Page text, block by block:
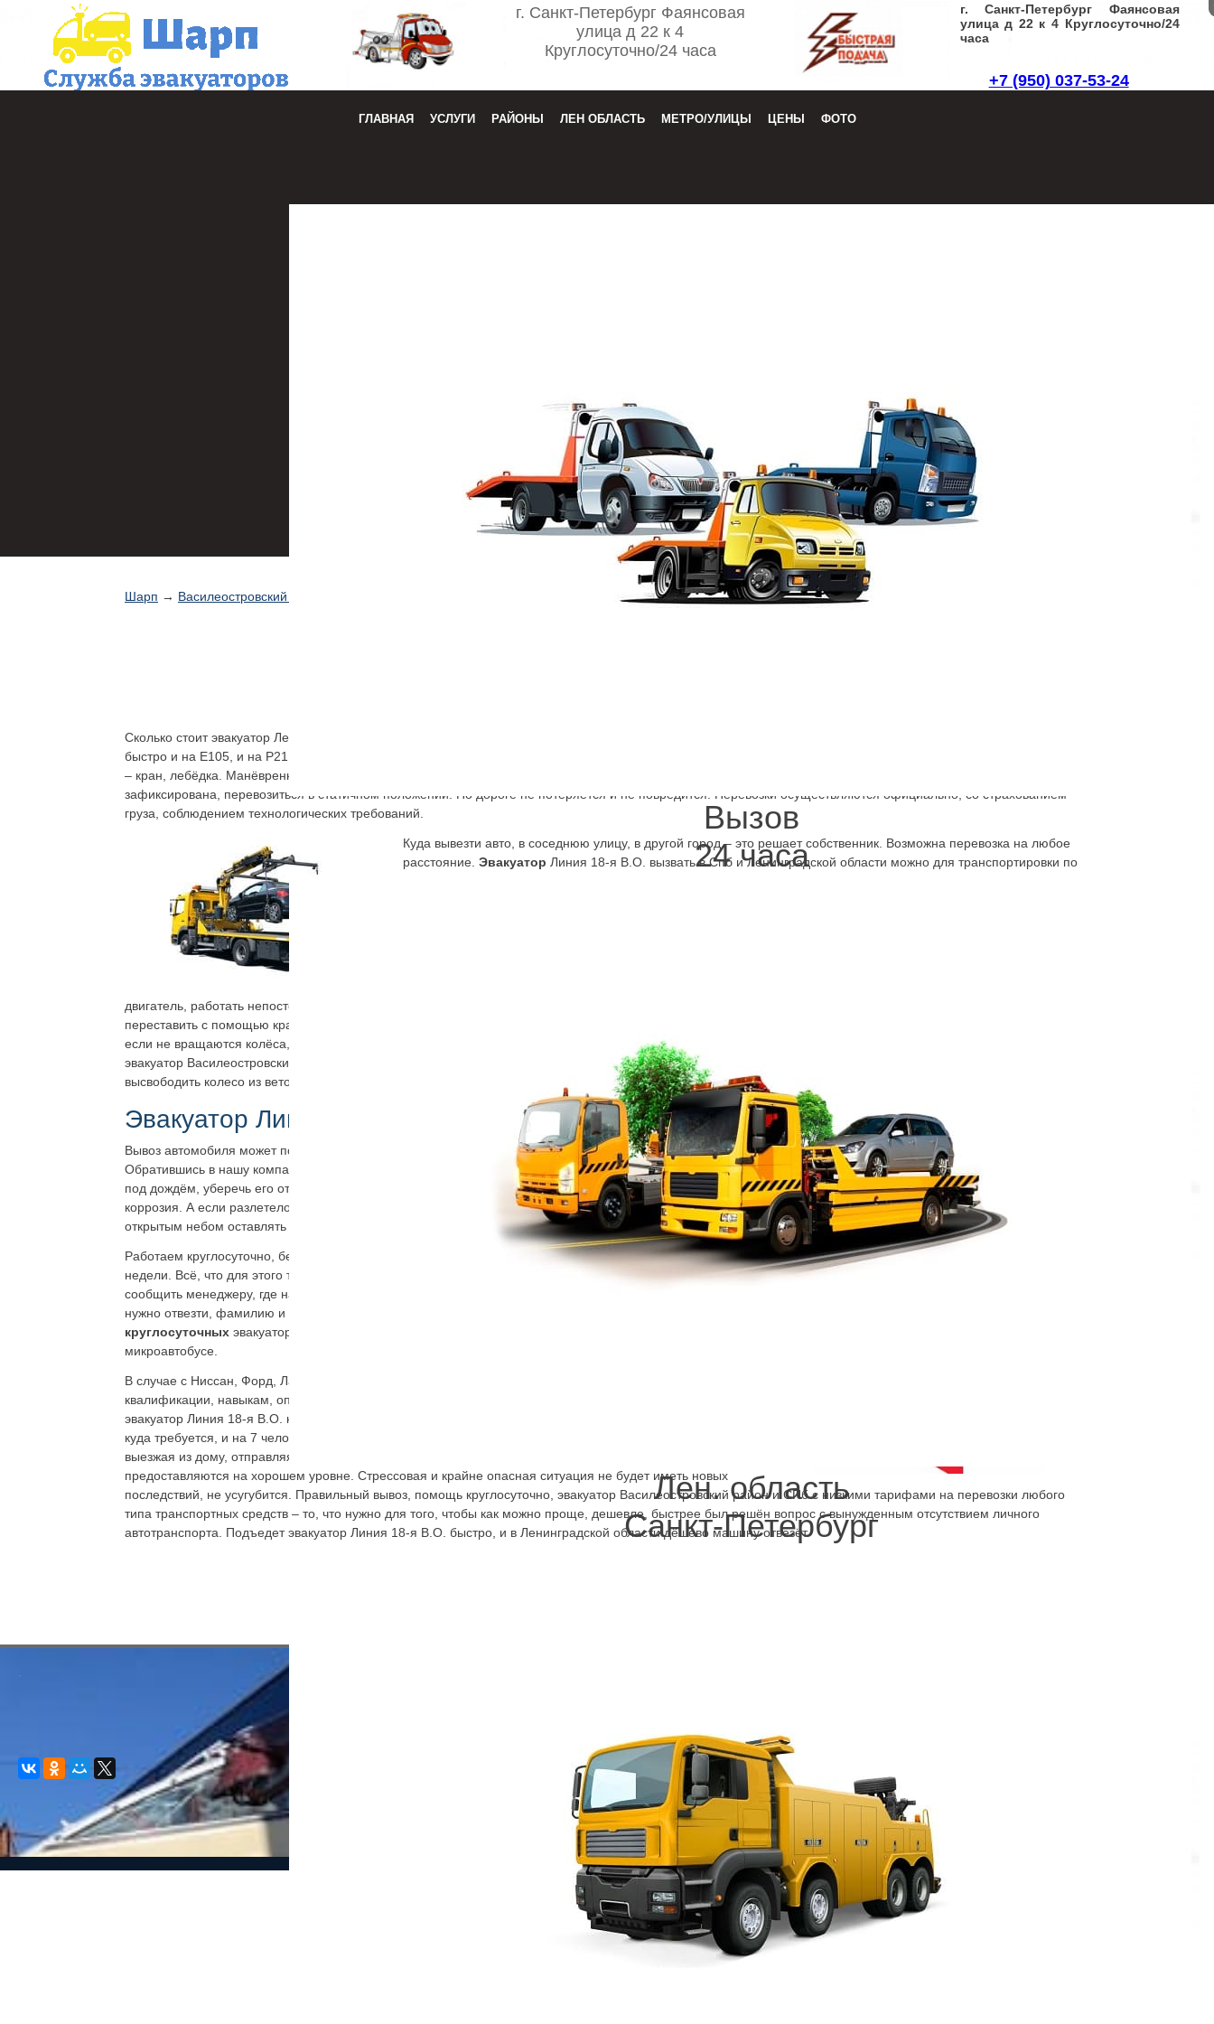
г. Санкт-Петербург Фаянсовая
улица д 22 к 4
Круглосуточно/24 часа
г. Санкт-Петербург Фаянсовая
улица д 22 к 4 Круглосуточно/24
часа
+7 (950) 037-53-24
ГЛАВНАЯ УСЛУГИ РАЙОНЫ ЛЕН ОБЛАСТЬ МЕТРО/УЛИЦЫ ЦЕНЫ ФОТО
Вызов
24 часа
Лен. область
Санкт-Петербург
Шарп → Василеостровский район эвакуатор
Сколько стоит эвакуатор Ленинградская область, СПб? Дешевые тарифы предлагаются в нашей компании. Откуда можно машину вывезти? Подъедет эвакуатор
быстро и на Е105, и на Р21, Мурманское шоссе, Петрозаводскую улицу, Кольцевую, Набережную. Где машина находится, туда и будет доставлена спецтехника
– кран, лебёдка. Манёвренные, мощные эвакуаторы Василеостровский район оснащены тралом, на котором она будет удобно размещена, будет прочно
зафиксирована, перевозиться в статичном положении. По дороге не потеряется и не повредится. Перевозки осуществляются официально, со страхованием
груза, соблюдением технологических требований.
Куда вывезти авто, в соседнюю улицу, в другой город – это решает собственник. Возможна перевозка на любое
расстояние. Эвакуатор Линия 18-я В.О. вызвать в Спб и Ленинградской области можно для транспортировки по
двигатель, работать непостоянно, заводится через раз. Но для перевозки на эвакуаторе это не проблема. Машину можно закатить на борт или приподнять и
переставить с помощью крана-манипулятора. Вызвав эвакуатор Линия 18-я В.О.,
если не вращаются колёса, невозможно вывернуть руль вправо-влево – обнаружила себя неисправность ходовой системы, одной из её деталей. Заказав
эвакуатор Василеостровский район дешево, телефоном нашей компании воспользовавшись, можно также предотвратить поломку ходовой – аккуратно
высвободить колесо из веток, ямы, размытого грунта, не газуя слишком сильно, долго, подвеску, ось не рискуя погнуть, повредить.
Эвакуатор Линия 18-я В.О. круглосуточно
Вывоз автомобиля может потребоваться и когда складывается аварийная ситуация из-за пробитых шин или из-за ДТП, столкновения, потери управления.
Обратившись в нашу компанию, можно обеспечить перевозку на ремонт, домой в гараж автомобиля с повреждённым бампером, вмятиной на боку, мокнущего
под дождём, уберечь его от затопления изнутри, если кузов повреждён. В таких случаях чем дольше машина стоит, тем более значительной может быть
коррозия. А если разлетелось стекло или не закрывается дверь, и салон может быть повреждён. Зимой и летом автомобиль повреждённый в ДТП надолго под
открытым небом оставлять нельзя. Вызвав эвакуатор Василеостровский район, можно быстро машину вывезти туда, где она будет в безопасности.
Работаем круглосуточно, без перерывов, и заказать эвакуатор Линия 18-я В.О. можно в любой день
недели. Всё, что для этого требуется, набрать номер телефона, 24 часа работающего Call-центра и
сообщить менеджеру, где находится транспортное средство, его марку, номер, что произошло, куда его
нужно отвезти, фамилию и имя собственника, телефон для обратной связи. На телефоны
круглосуточных эвакуаторов Линия 18-я В.О. можно звонить
микроавтобусе.
В случае с Ниссан, Форд, Лада, Рено, Тойота, БМВ, Ситроен, любым другим авто благодаря
квалификации, навыкам, опыту, специалистов, выполняющих перевозки, вопрос будет быстро решён и
эвакуатор Линия 18-я В.О. круглосуточный дешево будет стоить. Мерседес на 4 пассажира перевезём,
куда требуется, и на 7 человек.
выезжая из дому, отправляясь за город. Помимо того, что эвакуатор круглосуточно недорого стоит, услуги
предоставляются на хорошем уровне. Стрессовая и крайне опасная ситуация не будет иметь новых
последствий, не усугубится. Правильный вывоз, помощь круглосуточно, эвакуатор Василеостровский район и СПб с низкими тарифами на перевозки любого
типа транспортных средств – то, что нужно для того, чтобы как можно проще, дешевле, быстрее был решён вопрос с вынужденным отсутствием личного
автотранспорта. Подъедет эвакуатор Линия 18-я В.О. быстро, и в Ленинградской области дёшево машину отвезёт.
.
© 2008-2021 mvvknives.ru Эвакуатор в Санкт-Петербурге и Ленинградской области.Продвижение и создание сайтов.